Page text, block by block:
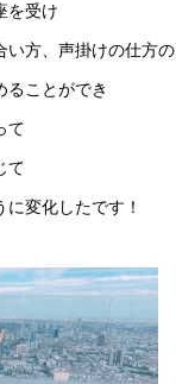
を受け
い方、声掛けの仕方の
ることができ
て
て
変化したです！